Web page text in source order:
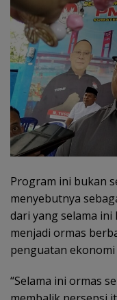
Program ini bukan
menyebutnya
dari yang selama
menjadi ormas
penguatan
“Selama ini ormas